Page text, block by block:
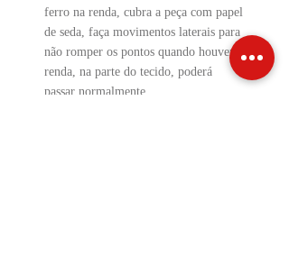
ferro na renda, cubra a peça com papel
de seda, faça movimentos laterais para
não romper os pontos quando houver
renda, na parte do tecido, poderá
passar normalmente.